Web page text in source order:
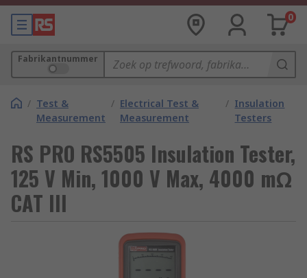
0
Fabrikantnummer
/ Test &
Measurement
/ Electrical Test &
Measurement
/ Insulation
Testers
RS PRO RS5505 Insulation Tester,
125 V Min, 1000 V Max, 4000 mΩ
CAT III